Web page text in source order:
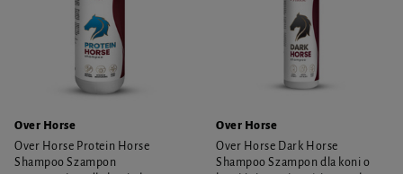
Over Horse
Over Horse Protein Horse
Shampoo Szampon
Over Horse
Over Horse Dark Horse
Shampoo Szampon dla koni o